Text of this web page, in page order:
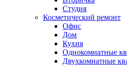
Студия
Косметический ремонт
Офис
Дом
Кухня
Однокомнатные
Двухкомнатные